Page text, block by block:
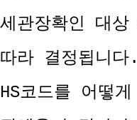
세관장확인 대
따라 결정됩니
HS코드를 어떻